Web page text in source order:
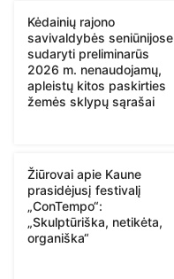
Kėdainių rajono
savivaldybės seniūnijose
sudaryti preliminarūs
2026 m. nenaudojamų,
apleistų kitos paskirties
žemės sklypų sąrašai
Žiūrovai apie Kaune
prasidėjusį festivalį
„ConTempo“:
„Skulptūriška, netikėta,
organiška“